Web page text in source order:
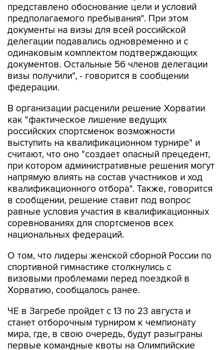
представлено обоснование цели и условий
предполагаемого пребывания". При этом
документы на визы для всей российской
делегации подавались одновременно и с
одинаковым комплектом подтверждающих
документов. Остальные 56 членов делегации
визы получили", - говорится в сообщении
федерации.
В организации расценили решение Хорватии
как "фактическое лишение ведущих
российских спортсменок возможности
выступить на квалификационном турнире" и
считают, что оно "создает опасный прецедент,
при котором административные решения могут
напрямую влиять на состав участников и ход
квалификационного отбора". Также, говорится
в сообщении, решение ставит под вопрос
равные условия участия в квалификационных
соревнованиях для спортсменов всех
национальных федераций.
О том, что лидеры женской сборной России по
спортивной гимнастике столкнулись с
визовыми проблемами перед поездкой в
Хорватию, сообщалось ранее.
ЧЕ в Загребе пройдет с 13 по 23 августа и
станет отборочным турниром к чемпионату
мира, где, в свою очередь, будут разыграны
первые командные квоты на Олимпийские